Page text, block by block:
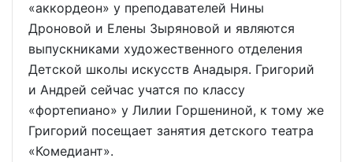
«аккордеон» у преподавателей Нины
Дроновой и Елены Зыряновой и являются
выпускниками художественного отделения
Детской школы искусств Анадыря. Григорий
и Андрей сейчас учатся по классу
«фортепиано» у Лилии Горшениной, к тому же
Григорий посещает занятия детского театра
«Комедиант».